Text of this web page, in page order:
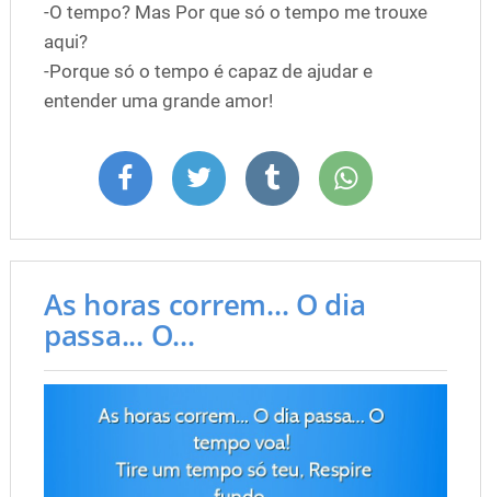
-O tempo? Mas Por que só o tempo me trouxe
aqui?
-Porque só o tempo é capaz de ajudar e
entender uma grande amor!
As horas correm... O dia
passa... O...